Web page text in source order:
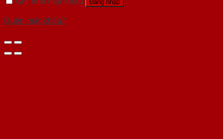
Đăng nhập
Quên mật khẩu?